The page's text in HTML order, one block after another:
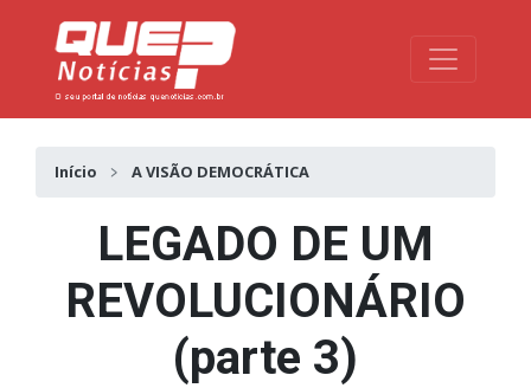
Toggle
Início A VISÃO DEMOCRÁTICA
LEGADO DE UM
REVOLUCIONÁRIO
(parte 3)